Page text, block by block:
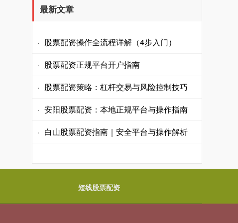
最新文章
· 股票配资操作全流程详解（4步入门）
· 股票配资正规平台开户指南
· 股票配资策略：杠杆交易与风险控制技巧
· 安阳股票配资：本地正规平台与操作指南
· 白山股票配资指南｜安全平台与操作解析
短线股票配资